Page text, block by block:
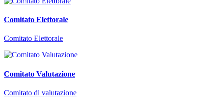
Comitato Elettorale
Comitato Elettorale
Comitato Valutazione
Comitato di valutazione